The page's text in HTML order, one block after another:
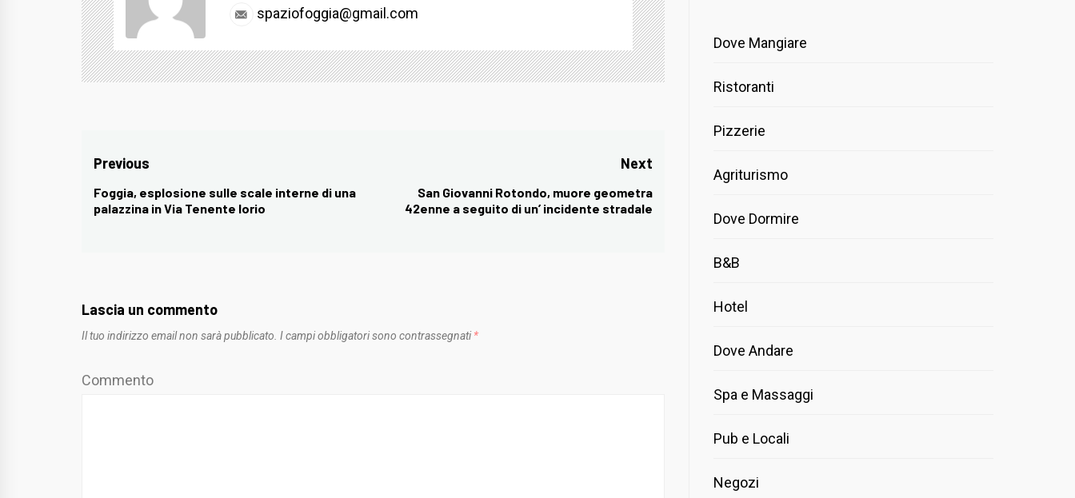
spaziofoggia@gmail.com
Navigazione
articoli
Previous
Previous
post:
Foggia, esplosione sulle scale interne di una
palazzina in Via Tenente Iorio
Next
Next
San Giovanni Rotondo, muore geometra
42enne a seguito di un’ incidente stradale
Lascia un commento
Il tuo indirizzo email non sarà pubblicato. I campi obbligatori sono contrassegnati *
Commento
Dove Mangiare
Ristoranti
Pizzerie
Agriturismo
Dove Dormire
B&B
Hotel
Dove Andare
Spa e Massaggi
Pub e Locali
Negozi